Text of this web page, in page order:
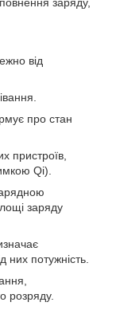
заряду,
від
про стан
пристроїв,
Qi).
заряду
них потужність.
розряду.